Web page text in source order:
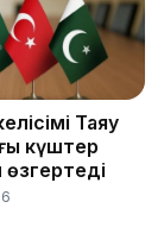
Таяу
күштер